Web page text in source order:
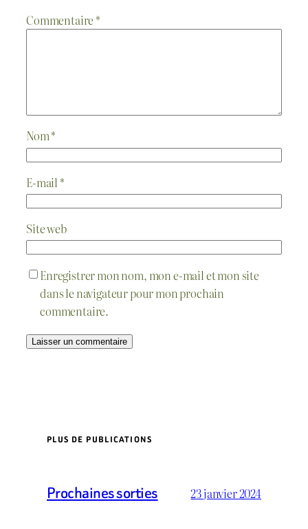
Commentaire *
Nom*
E-mail *
Site web
Enregistrer mon nom, mon e-mail et mon site
dans le navigateur pour mon prochain
commentaire.
PLUS DE PUBLICATIONS
Prochaines sorties 23 janvier 2024